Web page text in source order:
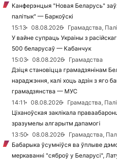
Канферэнцыя "Новая Беларусь"
палітык" — Баркоўскі
15:13
08.08.2026
Грамадства,
У вайне супраць Украіны з
500 беларусаў — Кабанчук
15:03
08.08.2026
Грамадства
Дзіця становіцца грамадзянінам
нараджэння, калі хоць адзін з яго
грамадзянства — МУС
14:11
08.08.2026
Грамадства,
Ціханоўская заклікала
зразумелы алгарытм дапамогі
13:50
08.08.2026
Грамадства,
Бабарыка ўсумніўся ва ўплыве
меркаванні "сяброў у Беларусі",